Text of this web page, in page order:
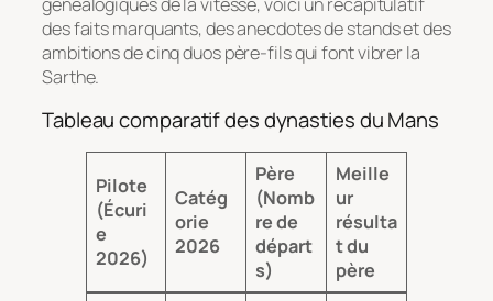
des faits marquants, des anecdotes de stands et des
ambitions de cinq duos père-fils qui font vibrer la
Sarthe.
Tableau comparatif des dynasties du Mans
Pilote
(Écuri
e
2026)
Catég
orie
2026
Père
(Nomb
re de
départ
s)
Meille
ur
résulta
t du
père